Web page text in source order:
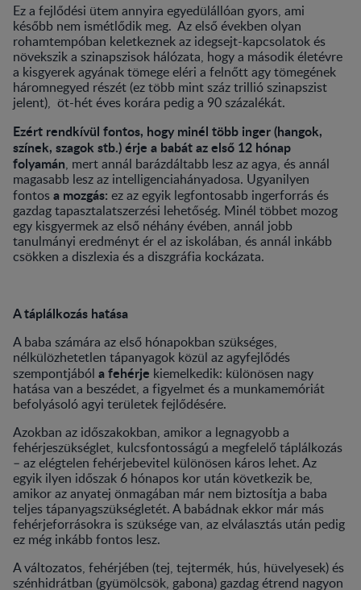
Ez a fejlődési ütem annyira egyedülállóan gyors, ami
később nem ismétlődik meg. Az első években olyan
rohamtempóban keletkeznek az idegsejt-kapcsolatok és
növekszik a szinapszisok hálózata, hogy a második életévre
a kisgyerek agyának tömege eléri a felnőtt agy tömegének
háromnegyed részét (ez több mint száz trillió szinapszist
jelent), öt-hét éves korára pedig a 90 százalékát.
Ezért rendkívül fontos, hogy minél több inger (hangok,
színek, szagok stb.) érje a babát az első 12 hónap
folyamán, mert annál barázdáltabb lesz az agya, és annál
magasabb lesz az intelligenciahányadosa. Ugyanilyen
fontosa mozgás: ez az egyik legfontosabb ingerforrás és
gazdag tapasztalatszerzési lehetőség. Minél többet mozog
egy kisgyermek az első néhány évében, annál jobb
tanulmányi eredményt ér el az iskolában, és annál inkább
csökken a diszlexia és a diszgráfia kockázata.
A táplálkozás hatása
A baba számára az első hónapokban szükséges,
nélkülözhetetlen tápanyagok közül az agyfejlődés
szempontjából a fehérje kiemelkedik: különösen nagy
hatása van a beszédet, a figyelmet és a munkamemóriát
befolyásoló agyi területek fejlődésére.
Azokban az időszakokban, amikor a legnagyobb a
fehérjeszükséglet, kulcsfontosságú a megfelelő táplálkozás
– az elégtelen fehérjebevitel különösen káros lehet. Az
egyik ilyen időszak 6 hónapos kor után következik be,
amikor az anyatej önmagában már nem biztosítja a baba
teljes tápanyagszükségletét. A babádnak ekkor már más
fehérjeforrásokra is szüksége van, az elválasztás után pedig
ez még inkább fontos lesz.
A változatos, fehérjében (tej, tejtermék, hús, hüvelyesek) és
szénhidrátban (gyümölcsök, gabona) gazdag étrend nagyon